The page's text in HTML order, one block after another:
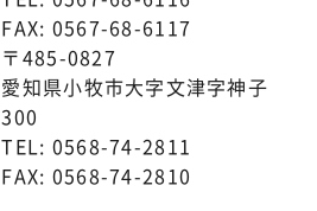
FAX: 0567-68-6117
〒485-0827
愛知県小牧市大字文津字神子
300
TEL: 0568-74-2811
FAX: 0568-74-2810